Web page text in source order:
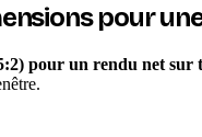
pour
pour un rendu net sur